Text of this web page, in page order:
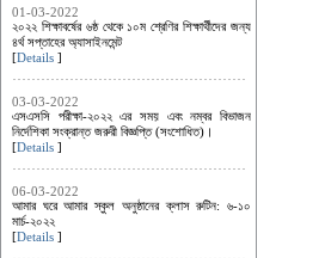
01-03-2022
২০২২ শিক্ষাবর্ষের ৬ষ্ঠ থেকে ১০ম শ্রেণির শিক্ষার্থীদের জন্য
৪র্থ সপ্তাহের অ্যাসাইনমেন্ট
[Details ]
03-03-2022
এসএসসি পরীক্ষা-২০২২ এর সময় এবং নম্বর বিভাজন
নির্দেশিকা সংক্রান্ত জরুরী বিজ্ঞপ্তি (সংশোধিত)।
[Details ]
06-03-2022
আমার ঘরে আমার স্কুল অনুষ্ঠানের ক্লাস রুটিন: ৬-১০
মার্চ-২০২২
[Details ]